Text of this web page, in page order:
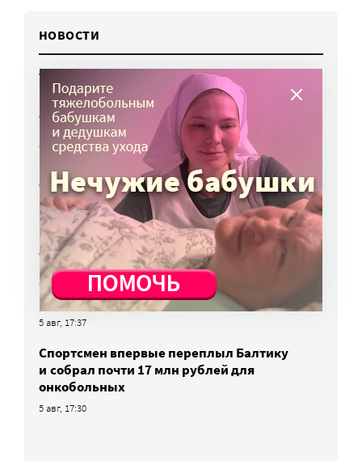
НОВОСТИ
Улучшить питание заключенных намерен
Минюст
6 авг, 13:19
Обязать самозанятых платить пенсионные
взносы предлагают профсоюзы
6 авг, 10:51
В России придумали генетический тест для
подбора антидепрессантов
6 авг, 10:48
Сборы в школу подорожали, но остались
в рамках инфляции
5 авг, 17:37
Спортсмен впервые переплыл Балтику
и собрал почти 17 млн рублей для
онкобольных
5 авг, 17:30